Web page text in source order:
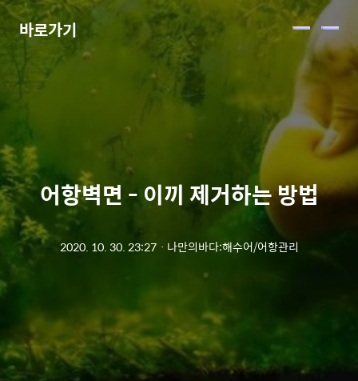
바로가기 메
뉴
어항벽면 - 이끼 제거하는 방법
2020. 10. 30. 23:27ㆍ 나만의바다:해수어/어항관리